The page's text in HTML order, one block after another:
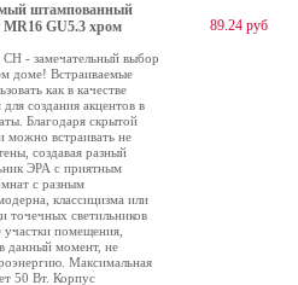
штампованный
GU5.3 хром
- замечательный выбор
доме! Встраиваемые
как в качестве
создания акцентов в
Благодаря скрытой
можно встраивать не
создавая разный
ЭРА с приятным
с разным
классицизма или
светильников
помещения,
данный момент, не
Максимальная
50 Вт. Корпус
89.24 руб